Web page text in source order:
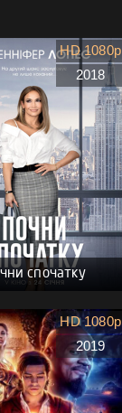
спочатку
HD 1080p
2018
HD 1080p
2019